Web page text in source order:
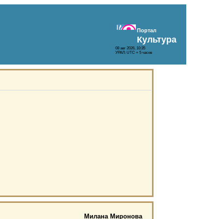
Портал
Культура
08 авг 2026, 10:35
УРАЛ: UTC + 5 часов
Милана Миронова